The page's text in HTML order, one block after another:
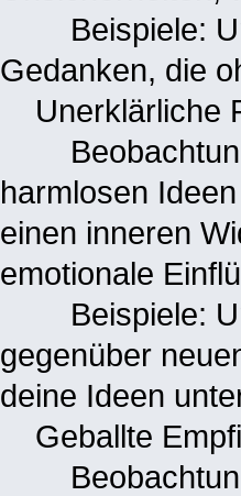
Beispiele:
Gedanken, die
Unerklärliche
harmlosen
einen inneren
emotionale
Beispiele:
gegenüber
deine Ideen
Geballte